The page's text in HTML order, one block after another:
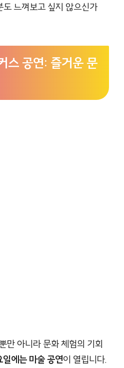
느껴보고 싶지 않으신가
스 공연: 즐거운 문
만 아니라 문화 체험의 기회
일에는 마술 공연이 열립니다.